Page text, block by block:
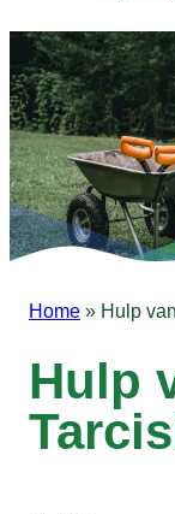
Home » Hulp
Hulp